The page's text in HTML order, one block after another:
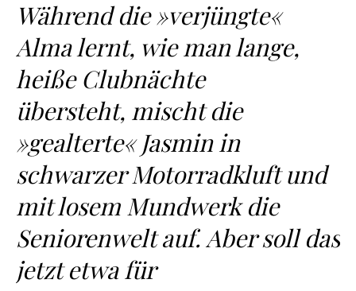
Während die »verjüngte«
Alma lernt, wie man lange,
heiße Clubnächte
übersteht, mischt die
»gealterte« Jasmin in
schwarzer Motorradkluft und
mit losem Mundwerk die
Seniorenwelt auf. Aber soll das
jetzt etwa für